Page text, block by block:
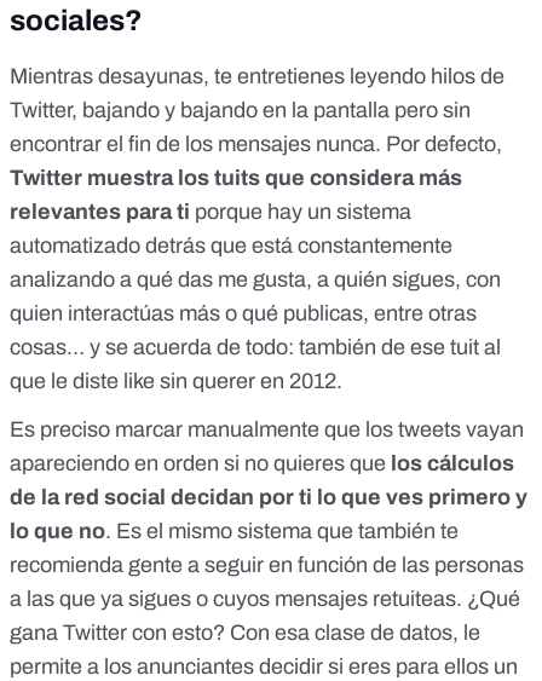
sociales?
Mientras desayunas, te entretienes leyendo hilos de
Twitter, bajando y bajando en la pantalla pero sin
encontrar el fin de los mensajes nunca. Por defecto,
Twitter muestra los tuits que considera más
relevantes para ti porque hay un sistema
automatizado detrás que está constantemente
analizando a qué das me gusta, a quién sigues, con
quien interactúas más o qué publicas, entre otras
cosas… y se acuerda de todo: también de ese tuit al
que le diste like sin querer en 2012.
Es preciso marcar manualmente que los tweets vayan
apareciendo en orden si no quieres que los cálculos
de la red social decidan por ti lo que ves primero y
lo que no. Es el mismo sistema que también te
recomienda gente a seguir en función de las personas
a las que ya sigues o cuyos mensajes retuiteas. ¿Qué
gana Twitter con esto? Con esa clase de datos, le
permite a los anunciantes decidir si eres para ellos un